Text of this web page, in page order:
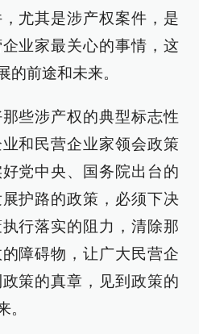
尤其是涉产权案件，是
业家最关心的事情，这
的前途和未来。
些涉产权的典型标志性
和民营企业家领会政策
党中央、国务院出台的
护路的政策，必须下决
行落实的阻力，清除那
障碍物，让广大民营企
策的真章，见到政策的
。